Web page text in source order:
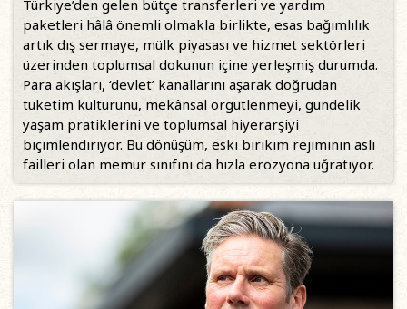
Türkiye’den gelen bütçe transferleri ve yardım
paketleri hâlâ önemli olmakla birlikte, esas bağımlılık
artık dış sermaye, mülk piyasası ve hizmet sektörleri
üzerinden toplumsal dokunun içine yerleşmiş durumda.
Para akışları, ‘devlet’ kanallarını aşarak doğrudan
tüketim kültürünü, mekânsal örgütlenmeyi, gündelik
yaşam pratiklerini ve toplumsal hiyerarşiyi
biçimlendiriyor. Bu dönüşüm, eski birikim rejiminin asli
failleri olan memur sınıfını da hızla erozyona uğratıyor.